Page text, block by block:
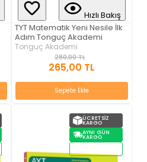
Hızlı Bakış
TYT Matematik Yeni Nesile İlk
Adım Tonguç Akademi
Tonguç Akademi
280,00 TL
265,00 TL
Sepete Ekle
ÜCRETSIZ
KARGO
AYNI GÜN
KARGO